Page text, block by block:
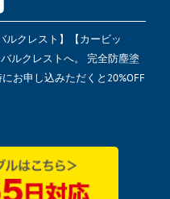
ルクレスト】【カービッ
ルクレストへ。 完全防塵塗
お申し込みただくと20%OFF